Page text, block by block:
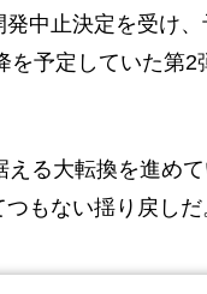
発中止決定を受け
を予定していた第2
る大転換を進め
もない揺り戻しだ